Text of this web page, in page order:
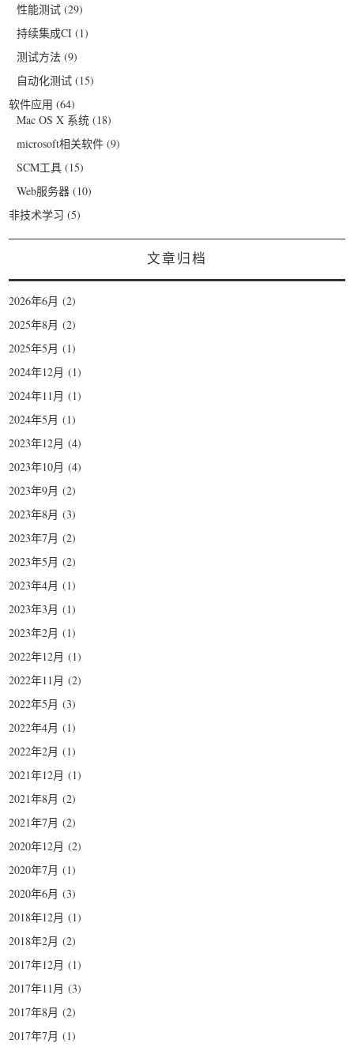
性能测试 (29)
持续集成CI (1)
测试方法 (9)
自动化测试 (15)
软件应用 (64)
Mac OS X 系统 (18)
microsoft相关软件 (9)
SCM工具 (15)
Web服务器 (10)
非技术学习 (5)
文章归档
2026年6月 (2)
2025年8月 (2)
2025年5月 (1)
2024年12月 (1)
2024年11月 (1)
2024年5月 (1)
2023年12月 (4)
2023年10月 (4)
2023年9月 (2)
2023年8月 (3)
2023年7月 (2)
2023年5月 (2)
2023年4月 (1)
2023年3月 (1)
2023年2月 (1)
2022年12月 (1)
2022年11月 (2)
2022年5月 (3)
2022年4月 (1)
2022年2月 (1)
2021年12月 (1)
2021年8月 (2)
2021年7月 (2)
2020年12月 (2)
2020年7月 (1)
2020年6月 (3)
2018年12月 (1)
2018年2月 (2)
2017年12月 (1)
2017年11月 (3)
2017年8月 (2)
2017年7月 (1)